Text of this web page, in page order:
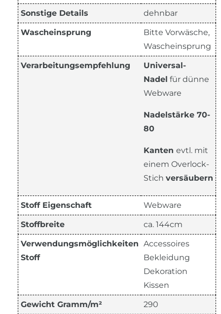
Sonstige Details dehnbar
Wascheinsprung
Bitte Vorwäsche,
Wascheinsprung
Verarbeitungsempfehlung
Universal-
Nadel für dünne
Webware
Nadelstärke 70-
80
Kanten evtl. mit
einem Overlock-
Stich versäubern
Stoff Eigenschaft Webware
Stoffbreite ca. 144cm
Verwendungsmöglichkeiten
Stoff
Accessoires
Bekleidung
Dekoration
Kissen
Gewicht Gramm/m² 290